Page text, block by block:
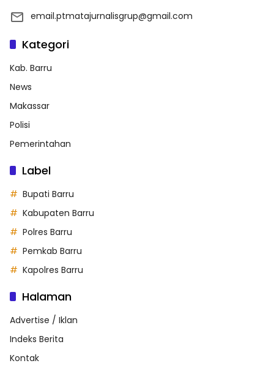
email.ptmatajurnalisgrup@gmail.com
Kategori
Kab. Barru
News
Makassar
Polisi
Pemerintahan
Label
Bupati Barru
Kabupaten Barru
Polres Barru
Pemkab Barru
Kapolres Barru
Halaman
Advertise / Iklan
Indeks Berita
Kontak